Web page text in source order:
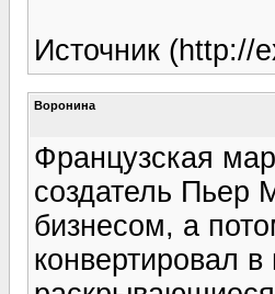
Источник (http://
Воронина
Французская
создатель Пьер
бизнесом, а
конвертировал